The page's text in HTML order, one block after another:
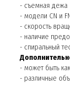
- съемная дежа
- модели CN и
- скорость
- наличие
- спиральный
- может быть
- различные